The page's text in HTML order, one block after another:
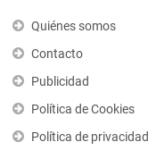
Quiénes somos
Contacto
Publicidad
Política de Cookies
Política de privacidad